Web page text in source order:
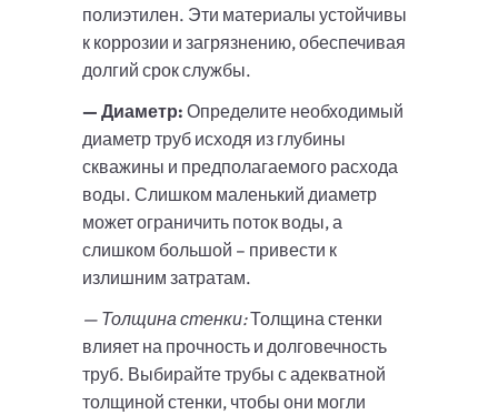
полиэтилен. Эти материалы устойчивы
к коррозии и загрязнению, обеспечивая
долгий срок службы.
— Диаметр: Определите необходимый
диаметр труб исходя из глубины
скважины и предполагаемого расхода
воды. Слишком маленький диаметр
может ограничить поток воды, а
слишком большой – привести к
излишним затратам.
— Толщина стенки:Толщина стенки
влияет на прочность и долговечность
труб. Выбирайте трубы с адекватной
толщиной стенки, чтобы они могли